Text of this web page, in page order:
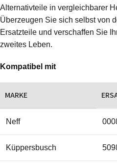
Alternativteile in vergleichbarer
Überzeugen Sie sich selbst von
Ersatzteile und verschaffen Sie
zweites Leben.
Kompatibel mit
MARKE
Neff
Küppersbusch